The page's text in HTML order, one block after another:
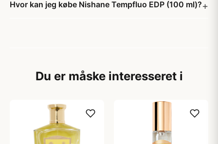
Hvor kan jeg købe Nishane Tempfluo EDP (100 ml)?
Du er måske interesseret i